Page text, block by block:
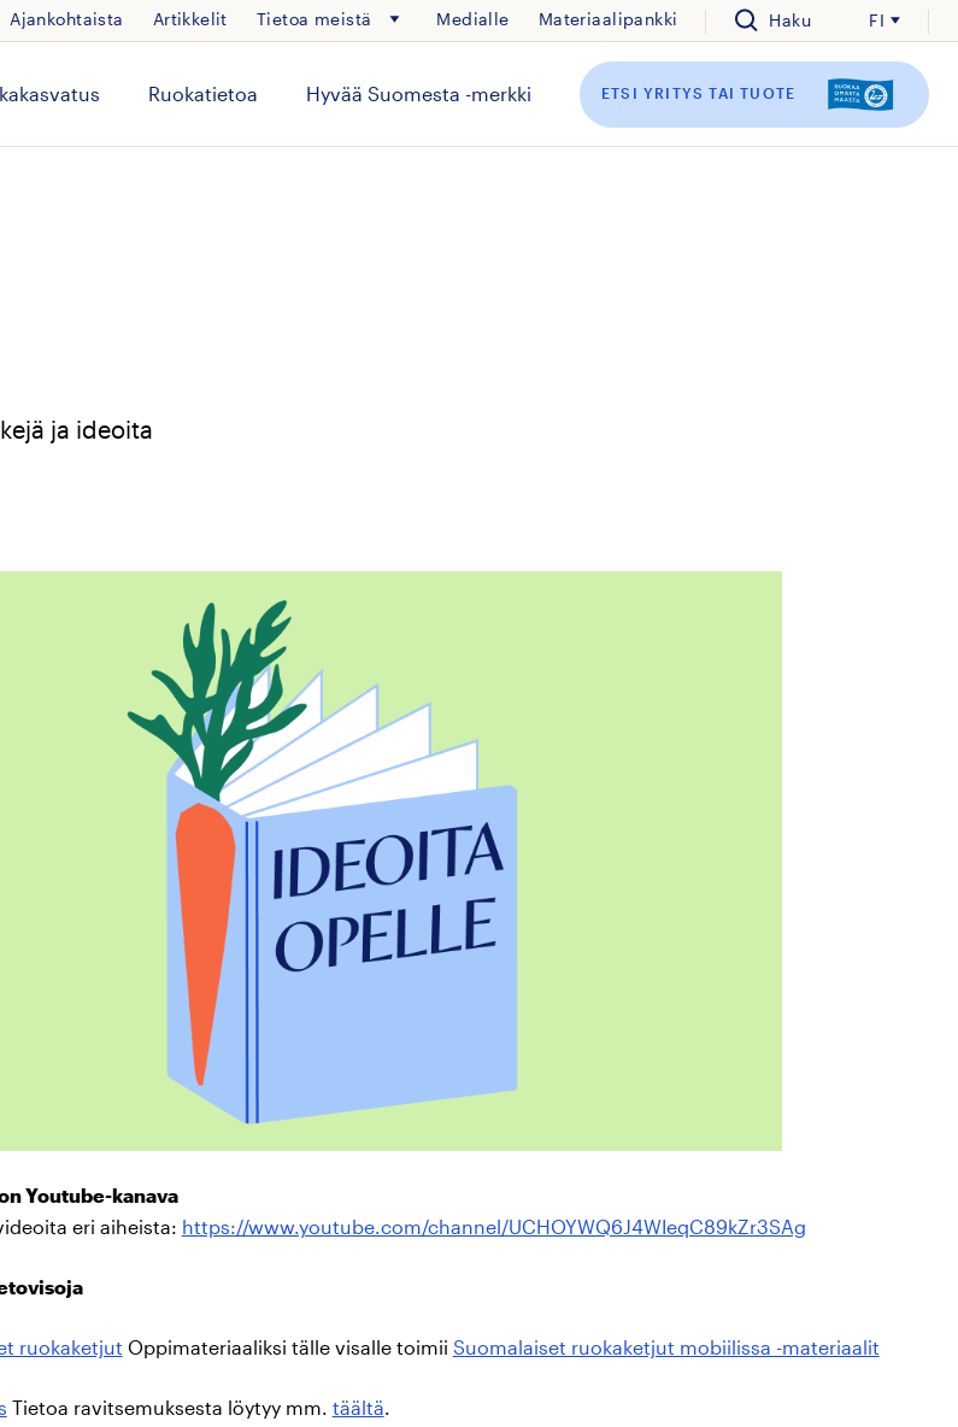
Ajankohtaista Artikkelit Tietoa meistä Medialle Materiaalipankki Haku FI
Ruokatietoa Hyvää Suomesta -merkki ETSI YRITYS TAI TUOTE
ja ideoita
Youtube-kanava
eri aiheista: https://www.youtube.com/channel/UCHOYWQ6J4WIeqC89kZr3SAg
ruokaketjut Oppimateriaaliksi tälle visalle toimii Suomalaiset ruokaketjut mobiilissa -materiaalit
Tietoa ravitsemuksesta löytyy mm. täältä